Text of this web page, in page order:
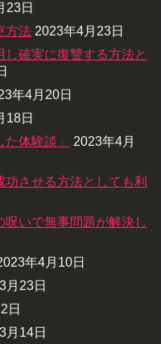
23日
方法 2023年4月23日
し確実に復讐する方法と
年4月20日
18日
体験談」
2023年4月
功させる方法としても利
いで無事問題が解決し
年4月10日
月23日
日
月14日